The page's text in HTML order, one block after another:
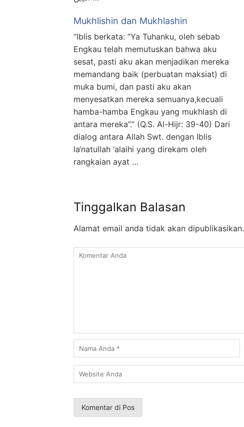
Mukhlishin dan Mukhlashin
“Iblis berkata: “Ya Tuhanku, oleh sebab
Engkau telah memutuskan bahwa aku
sesat, pasti aku akan menjadikan mereka
memandang baik (perbuatan maksiat) di
muka bumi, dan pasti aku akan
menyesatkan mereka semuanya,kecuali
hamba-hamba Engkau yang mukhlash di
antara mereka”.” (Q.S. Al-Hijr: 39-40) Dari
dialog antara Allah Swt. dengan Iblis
la‘natullah ‘alaihi yang direkam oleh
rangkaian ayat …
Tinggalkan Balasan
Alamat email anda tidak akan dipublikasikan.